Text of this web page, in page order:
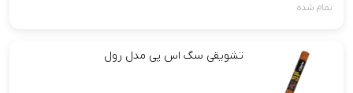
تمام شده
تشویقی سگ اس پی مدل رول